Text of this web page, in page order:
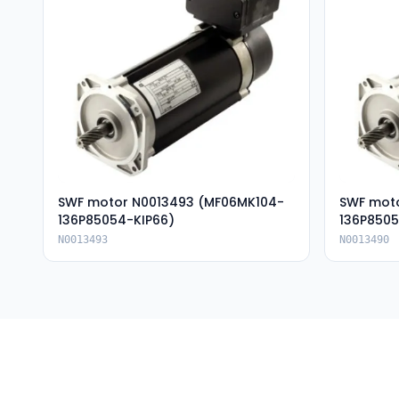
SWF motor N0013493 (MF06MK104-
136P85054-KIP66)
N0013493
SWF
N0013490